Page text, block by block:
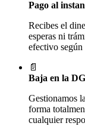
Pago al
Recibes el
esperas ni
efectivo según
📄
Baja en la
Gestionamos
forma
cualquier